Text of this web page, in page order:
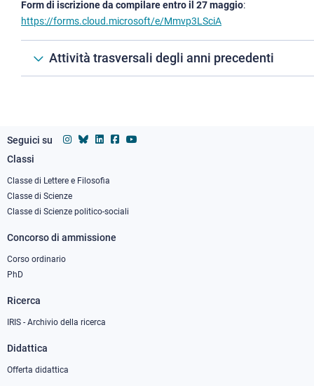
Form di iscrizione da compilareentro il 27 maggio:
https://forms.cloud.microsoft/e/Mmvp3LSciA
Attività trasversali degli anni precedenti
Seguici su
Footer
column
1
Classi
Classe di Lettere e Filosofia
Classe di Scienze
Classe di Scienze politico-sociali
Concorso di ammissione
Corso ordinario
PhD
Ricerca
IRIS - Archivio della ricerca
Didattica
Offerta didattica